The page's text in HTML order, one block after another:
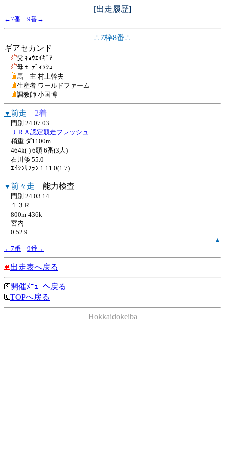
[出走履歴]
←7番 ｜ 9番→
∴7枠8番∴
ギアセカンド
父 ｷｮｳｴｲｷﾞｱ
母 ﾓｰﾃﾞｨｯｼｭ
馬 主 村上幹夫
生産者 ワールドファーム
調教師 小国博
▼ 前走 2着
門別 24.07.03
ＪＲＡ認定競走フレッシュ
稍重 ダ1100m
464k(-) 6頭 6番(3人)
石川倭 55.0
ｴｲｼﾝｻﾌﾗﾝ 1.11.0(1.7)
▼ 前々走 能力検査
門別 24.03.14
１３Ｒ
800m 436k
宮内
0.52.9
▲
←7番 ｜ 9番→
出走表へ戻る
開催ﾒﾆｭｰへ戻る
TOPへ戻る
Hokkaidokeiba